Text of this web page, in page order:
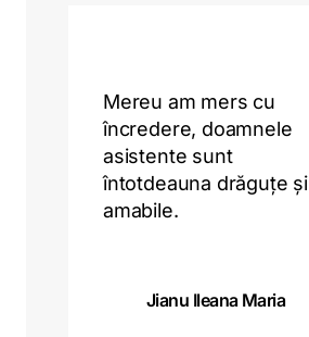
Mereu am mers cu
încredere, doamnele
asistente sunt
întotdeauna drăguțe și
amabile.
Jianu Ileana Maria